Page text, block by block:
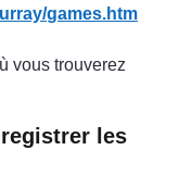
games.htm
vous trouverez
les